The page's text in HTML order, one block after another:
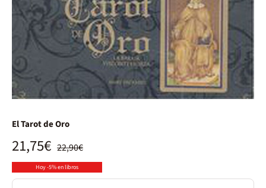
El Tarot de Oro
22,90€
21,75€
Hoy -5% en libros